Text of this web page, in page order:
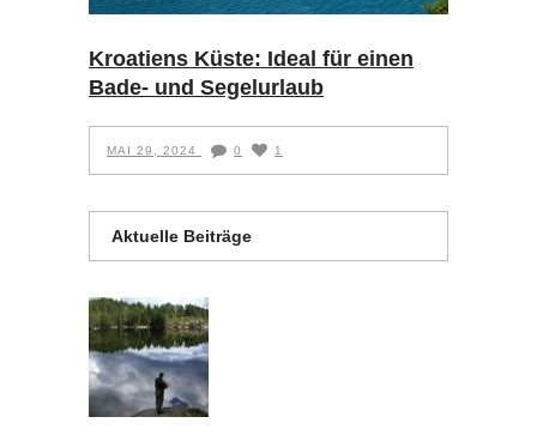
Kroatiens Küste: Ideal für einen
Bade- und Segelurlaub
MAI 29, 2024 0 1
Aktuelle Beiträge